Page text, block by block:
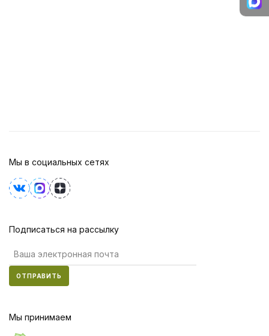
Мы в социальных сетях
Подписаться на рассылку
ОТПРАВИТЬ
Мы принимаем